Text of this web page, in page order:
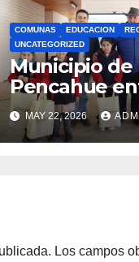
COMUNAS EDUCACION
UNCATEGORIZED
Municipio de
Pencahue
zapatillas a
estudiantes
recursos del
MAY 22, 2026
Los campos